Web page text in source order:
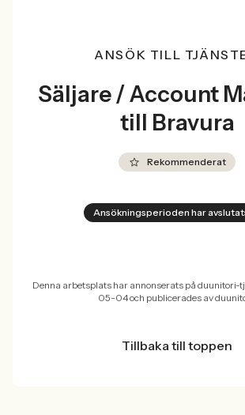
ANSÖK TILL
Säljare / Account
till Bravura
Rekommenderat
Ansökningsperioden har
Denna arbetsplats har annonserats på duunitori-
05-04 och publicerades av
Tillbaka till toppen